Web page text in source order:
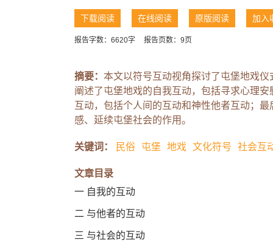
下载阅读 在线阅读 原版阅读 加入
报告字数：6620字 报告页数：9页
摘要： 本文以符号互动视角探讨了屯堡地戏
阐述了屯堡地戏的自我互动，包括寻求心理
互动，包括个人间的互动和神性他者互动；
感、延续屯堡社会的作用。
关键词： 民俗 屯堡 地戏 文化符号 社会互
文章目录
一 自我的互动
二 与他者的互动
三 与社会的互动